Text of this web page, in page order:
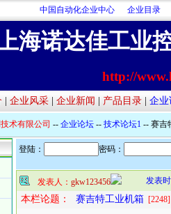
中国自动化企业中心 企业目录
海诺达佳工业
http://
| 企业风采| 企业新闻 产品目录| 企业
术有限公司 -- 企业论坛 -- 技术论坛1 -- 赛吉
登陆： 密码：
发表人： gkw123456 发表
本栏论题： 赛吉特工业机箱 [2248]